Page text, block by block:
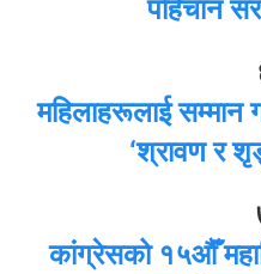
पहिचान
महिलाहरूलाई सम्मान
‘श्रावण र
कांग्रेसको १५औँ